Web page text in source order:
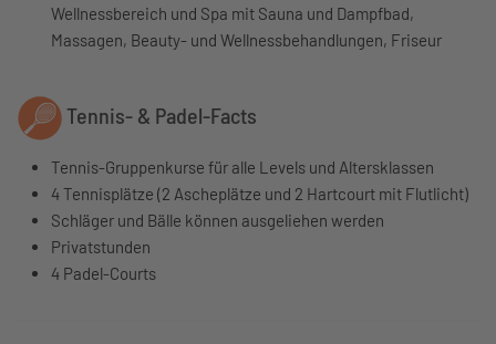
Wellnessbereich und Spa mit Sauna und Dampfbad,
Massagen, Beauty- und Wellnessbehandlungen, Friseur
Tennis- & Padel-Facts
Tennis-Gruppenkurse für alle Levels und Altersklassen
4 Tennisplätze (2 Ascheplätze und 2 Hartcourt mit Flutlicht)
Schläger und Bälle können ausgeliehen werden
Privatstunden
4 Padel-Courts